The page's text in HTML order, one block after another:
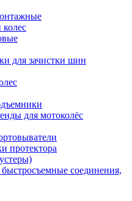
для зачистки шин
для мотоколёс
протектора
соединения,